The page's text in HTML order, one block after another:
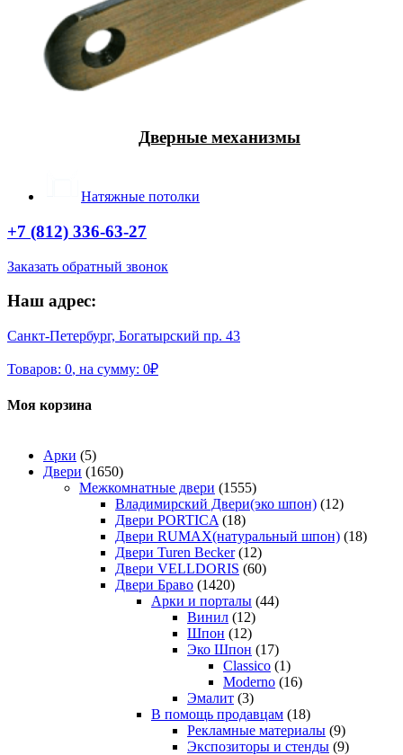
Дверные механизмы
Натяжные потолки
+7 (812) 336-63-27
Заказать обратный звонок
Наш адрес:
Санкт-Петербург, Богатырский пр. 43
Товаров: 0, на сумму: 0₽
Моя корзина
Арки (5)
Двери (1650)
Межкомнатные двери (1555)
Владимирский Двери(эко шпон) (12)
Двери PORTICA (18)
Двери RUMAX(натуральный шпон) (18)
Двери Turen Becker (12)
Двери VELLDORIS (60)
Двери Браво (1420)
Арки и порталы (44)
Винил (12)
Шпон (12)
Эко Шпон (17)
Classico (1)
Moderno (16)
Эмалит (3)
В помощь продавцам (18)
Рекламные материалы (9)
Экспозиторы и стенды (9)